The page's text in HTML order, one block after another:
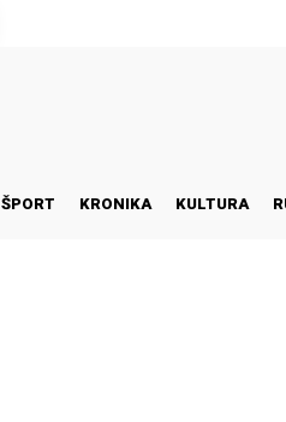
ŠPORT KRONIKA KULTURA